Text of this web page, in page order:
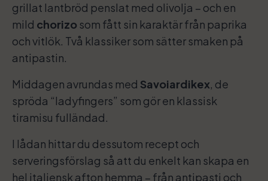
grillat lantbröd penslat med olivolja – och en
mild chorizo som fått sin karaktär från paprika
och vitlök. Två klassiker som sätter smaken på
antipastin.
Middagen avrundas med Savoiardikex, de
spröda “ladyfingers” som gör en klassisk
tiramisu fulländad.
I lådan hittar du dessutom recept och
serveringsförslag så att du enkelt kan skapa en
hel italiensk afton hemma – från antipasti och